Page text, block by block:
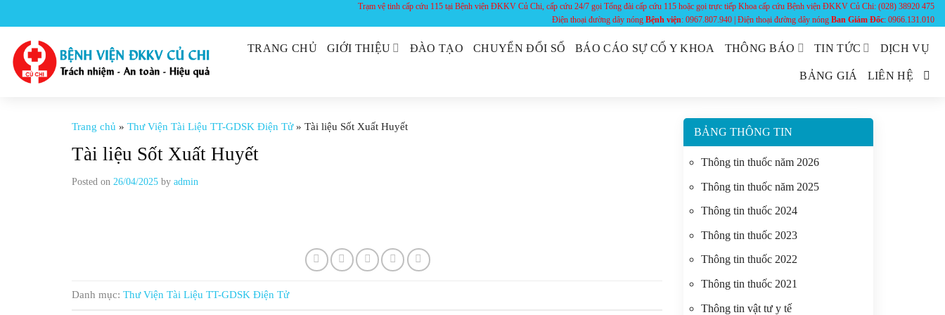
to
content
Trạm vệ tinh cấp cứu 115 tại Bệnh viện ĐKKV Củ Chi, cấp cứu 24/7 gọi Tổng đài cấp cứu 115 hoặc gọi trực tiếp Khoa cấp cứu Bệnh viện ĐKKV Củ Chi: (028) 38920 475
Điện thoại đường dây nóng Bệnh viện: 0967.807.940 | Điện thoại đường dây nóng Ban Giám Đốc: 0966.131.010
TRANG CHỦ GIỚI THIỆU ĐÀO TẠO CHUYỂN ĐỔI SỐ BÁO CÁO SỰ CỐ Y KHOA THÔNG BÁO TIN TỨC DỊCH VỤ
BẢNG GIÁ LIÊN HỆ
Trang chủ » Thư Viện Tài Liệu TT-GDSK Điện Tử» Tài liệu Sốt Xuất Huyết
Tài liệu Sốt Xuất Huyết
Posted on 26/04/2025 by admin
Danh mục: Thư Viện Tài Liệu TT-GDSK Điện Tử
BẢNG THÔNG TIN
Thông tin thuốc năm 2026
Thông tin thuốc năm 2025
Thông tin thuốc 2024
Thông tin thuốc 2023
Thông tin thuốc 2022
Thông tin thuốc 2021
Thông tin vật tư y tế